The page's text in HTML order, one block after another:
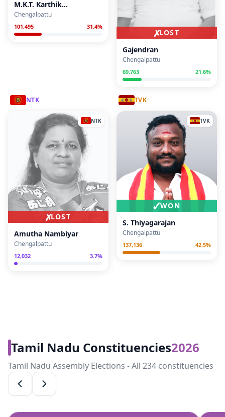
M.K.T. Karthik
Thandapani
Chengalpattu
101,495 31.4%
✗LOST
Gajendran
Chengalpattu
69,763 21.6%
NTK
✗LOST
NTK
Amutha Nambiyar
Chengalpattu
12,032 3.7%
TVK
✓WON
TVK
S. Thiyagarajan
Chengalpattu
137,136 42.5%
Tamil Nadu Constituencies2026
Tamil Nadu Assembly Elections - All 234 constituencies